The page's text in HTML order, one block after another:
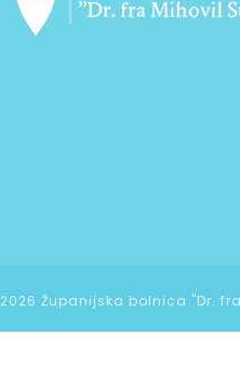
2026 Županijska bolnica "Dr.